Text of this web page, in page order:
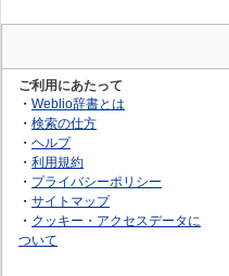
ご利用にあたって
・ Weblio辞書とは
・ 検索の仕方
・ ヘルプ
・ 利用規約
・ プライバシーポリシー
・ サイトマップ
・ クッキー・アクセスデータに
ついて